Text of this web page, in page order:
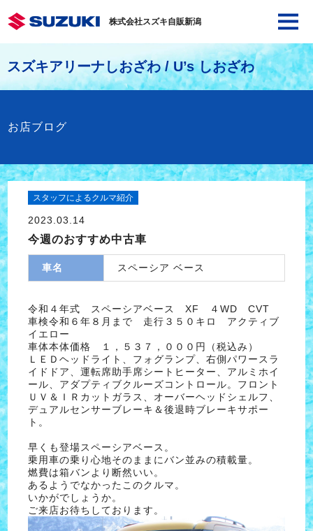
株式会社スズキ自販新潟
スズキアリーナしおざわ / U’s しおざわ
お店ブログ
スタッフによるクルマ紹介
2023.03.14
今週のおすすめ中古車
車名 スペーシア ベース
令和４年式 スペーシアベース XF ４WD CVT
車検令和６年８月まで 走行３５０キロ アクティブ
イエロー
車体本体価格 １，５３７，０００円（税込み）
ＬＥＤヘッドライト、フォグランプ、右側パワースラ
イドドア、運転席助手席シートヒーター、アルミホイ
ール、アダプティブクルーズコントロール。フロント
ＵＶ＆ＩＲカットガラス、オーバーヘッドシェルフ、
デュアルセンサーブレーキ＆後退時ブレーキサポー
ト。
早くも登場スペーシアベース。
乗用車の乗り心地そのままにバン並みの積載量。
燃費は箱バンより断然いい。
あるようでなかったこのクルマ。
いかがでしょうか。
ご来店お待ちしております。